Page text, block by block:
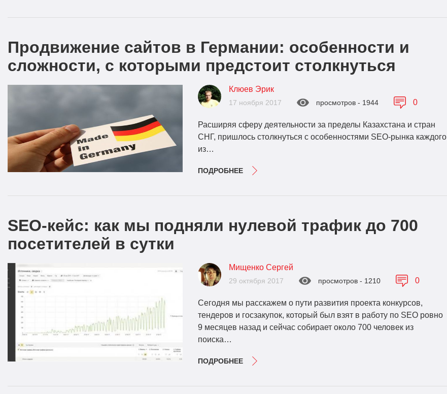
Продвижение сайтов в Германии: особенности и
сложности, с которыми предстоит столкнуться
Клюев Эрик
17 ноября 2017 просмотров - 1944 0
Расширяя сферу деятельности за пределы Казахстана и стран
СНГ, пришлось столкнуться с особенностями SEO-рынка каждого
из…
ПОДРОБНЕЕ
SEO-кейс: как мы подняли нулевой трафик до 700
посетителей в сутки
Мищенко Сергей
29 октября 2017 просмотров - 1210 0
Сегодня мы расскажем о пути развития проекта конкурсов,
тендеров и госзакупок, который был взят в работу по SEO ровно
9 месяцев назад и сейчас собирает около 700 человек из
поиска…
ПОДРОБНЕЕ